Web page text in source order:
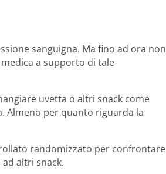
sanguigna. Ma fino ad ora non
a supporto di tale
uvetta o altri snack come
Almeno per quanto riguarda la
randomizzato per confrontare
altri snack.